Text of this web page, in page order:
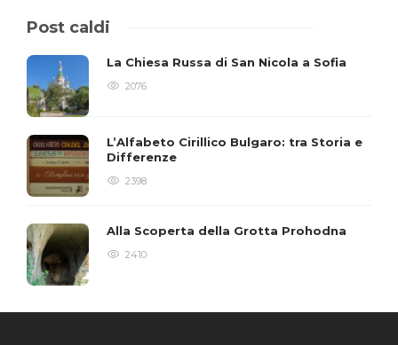
Post caldi
La Chiesa Russa di San Nicola a Sofia
2076
L’Alfabeto Cirillico Bulgaro: tra Storia e
Differenze
2398
Alla Scoperta della Grotta Prohodna
2410